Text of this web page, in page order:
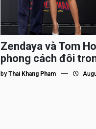
Zendaya và Tom
phong cách đôi
bá Spider-Man
by Thai Khang Pham